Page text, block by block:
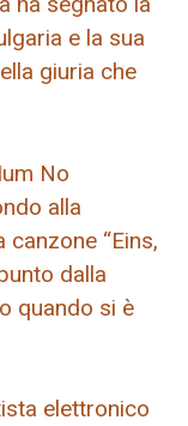
e la sua
giuria che
No
alla
“Eins,
dalla
quando si è
elettronico